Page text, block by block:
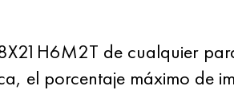
de cualquier
el porcentaje máximo de